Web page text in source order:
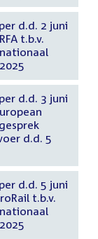
d.d. 2 juni
d.d. 3 juni
d.d. 5
d.d. 5 juni